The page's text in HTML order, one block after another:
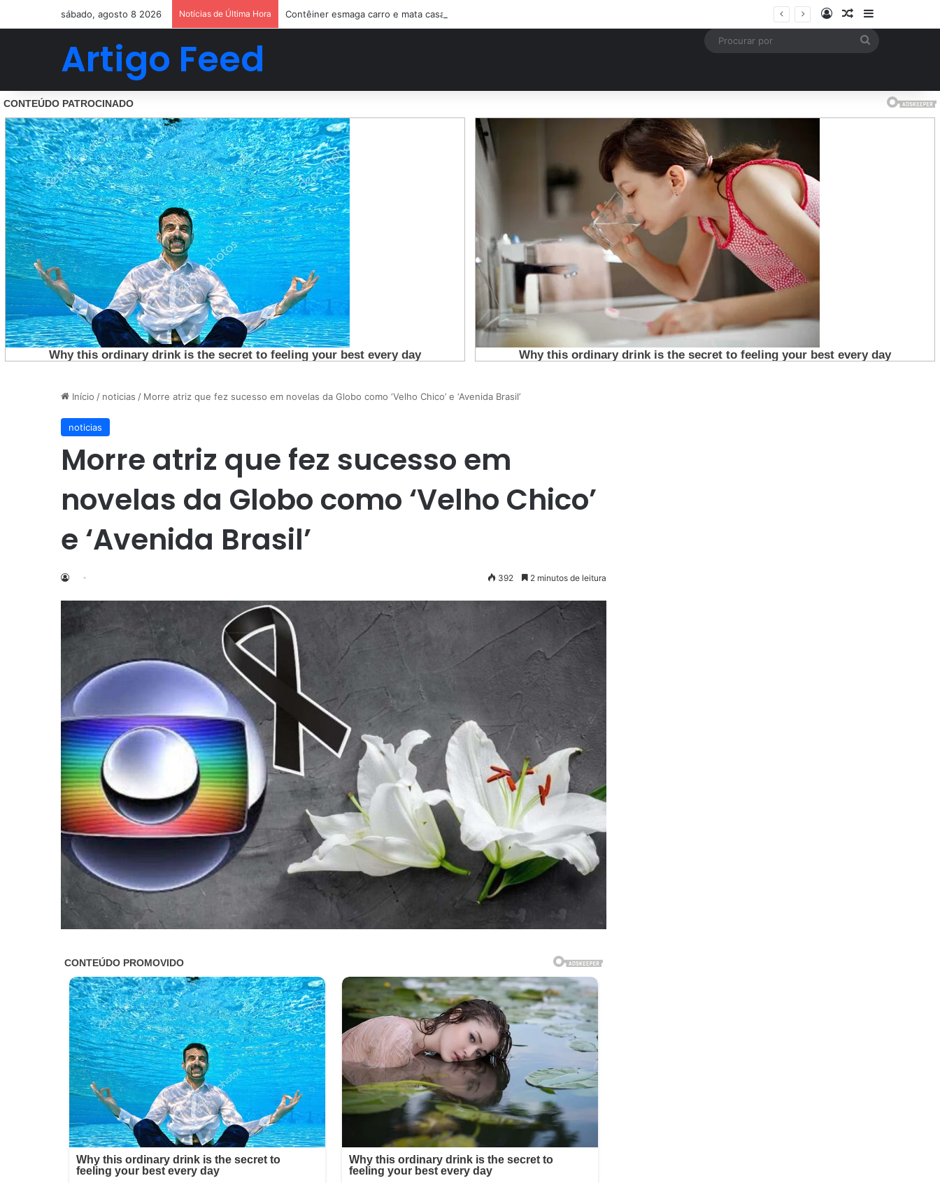
sábado, agosto 8 2026 Notícias de Última Hora Contêiner esmaga carro e mata casal na BR-470; filho sobreviveu…Ver mais EntrarArtigo aleatório
Barra Lateral
Artigo Feed
Início / noticias / Morre atriz que fez sucesso em novelas da Globo como ‘Velho Chico’ e ‘Avenida Brasil’
noticias
Morre atriz que fez sucesso em
novelas da Globo como ‘Velho Chico’
e ‘Avenida Brasil’
392 2 minutos de leitura